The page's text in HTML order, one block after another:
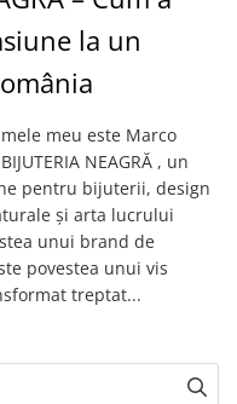
la un
meu este Marco
NEAGRĂ , un
pentru bijuterii, design
și arta lucrului
unui brand de
povestea unui vis
treptat...